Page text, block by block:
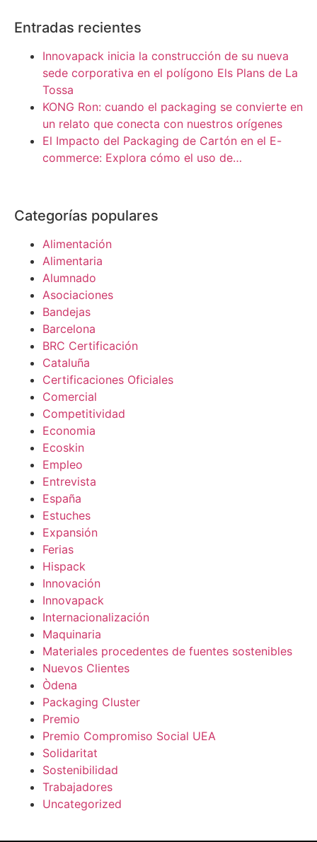
Entradas recientes
Innovapack inicia la construcción de su nueva
sede corporativa en el polígono Els Plans de La
Tossa
KONG Ron: cuando el packaging se convierte en
un relato que conecta con nuestros orígenes
El Impacto del Packaging de Cartón en el E-
commerce: Explora cómo el uso de…
Categorías populares
Alimentación
Alimentaria
Alumnado
Asociaciones
Bandejas
Barcelona
BRC Certificación
Cataluña
Certificaciones Oficiales
Comercial
Competitividad
Economia
Ecoskin
Empleo
Entrevista
España
Estuches
Expansión
Ferias
Hispack
Innovación
Innovapack
Internacionalización
Maquinaria
Materiales procedentes de fuentes sostenibles
Nuevos Clientes
Òdena
Packaging Cluster
Premio
Premio Compromiso Social UEA
Solidaritat
Sostenibilidad
Trabajadores
Uncategorized